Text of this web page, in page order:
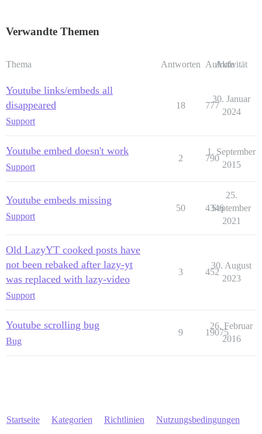
Verwandte Themen
Thema Antworten Aufrufe
Aktivität
Youtube links/embeds all
disappeared
Support
18 777
30. Januar
2024
Youtube embed doesn't work
Support
2 790
1. September
2015
Youtube embeds missing
Support
50 4346
25.
September
2021
Old LazyYT cooked posts have
not been rebaked after lazy-yt
was replaced with lazy-video
Support
3 452
30. August
2023
Youtube scrolling bug
Bug
9 19075
26. Februar
2016
Startseite Kategorien Richtlinien Nutzungsbedingungen